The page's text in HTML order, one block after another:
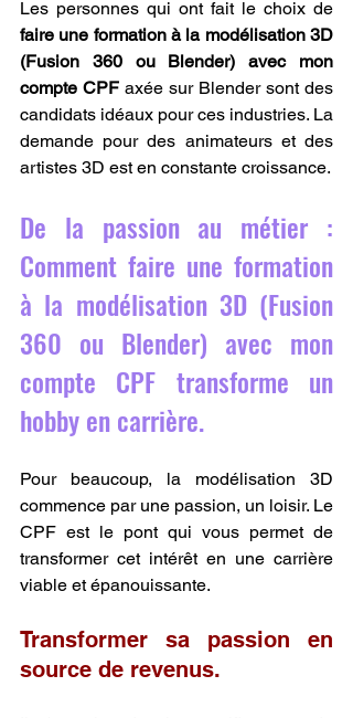
faire une formation à la modélisation 3D
(Fusion 360 ou Blender) avec mon
compte CPF axée sur Blender sont des
candidats idéaux pour ces industries. La
demande pour des animateurs et des
artistes 3D est en constante croissance.
De la passion au métier :
Comment faire une formation
à la modélisation 3D (Fusion
360 ou Blender) avec mon
compte CPF transforme un
hobby en carrière.
Pour beaucoup, la modélisation 3D
commence par une passion, un loisir. Le
CPF est le pont qui vous permet de
transformer cet intérêt en une carrière
viable et épanouissante.
Transformer sa passion en
source de revenus.